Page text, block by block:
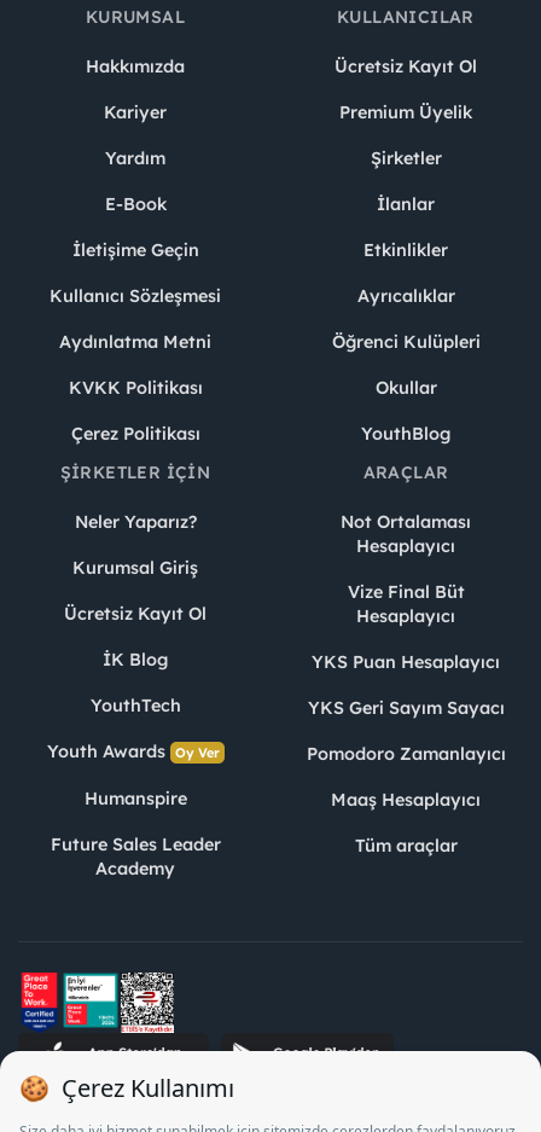
KURUMSAL
Hakkımızda
Kariyer
Yardım
E-Book
İletişime Geçin
Kullanıcı Sözleşmesi
Aydınlatma Metni
KVKK Politikası
Çerez Politikası
KULLANICILAR
Ücretsiz Kayıt Ol
Premium Üyelik
Şirketler
İlanlar
Etkinlikler
Ayrıcalıklar
Öğrenci Kulüpleri
Okullar
YouthBlog
ŞIRKETLER İÇIN
Neler Yaparız?
Kurumsal Giriş
Ücretsiz Kayıt Ol
İK Blog
YouthTech
Youth Awards Oy Ver
Humanspire
Future Sales Leader
Academy
ARAÇLAR
Not Ortalaması
Hesaplayıcı
Vize Final Büt
Hesaplayıcı
YKS Puan Hesaplayıcı
YKS Geri Sayım Sayacı
Pomodoro Zamanlayıcı
Maaş Hesaplayıcı
Tüm araçlar